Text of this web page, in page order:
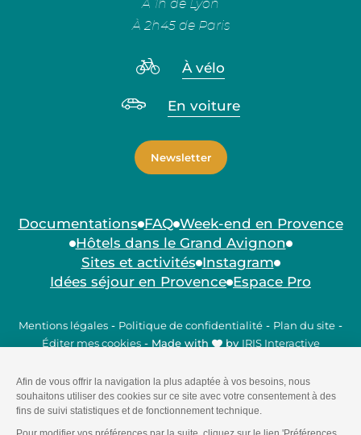
À 1h de Lyon
À 2h45 de Paris
À vélo
En voiture
Newsletter
Documentations FAQ Week-end en Provence
Hôtels dans le Grand Avignon
Sites et activités Instagram
Idées séjour en Provence Espace Pro
Mentions légales - Politique de confidentialité - Plan du site -
Éditer mes cookies - Made with by IRIS Interactive
confidentialitéet lesconditions d'utilisationde Google
s'appliquent.